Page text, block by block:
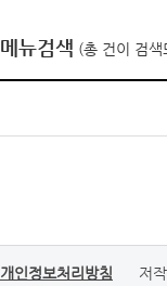
메뉴검색 (총 건이 검색
개인정보처리방침 저